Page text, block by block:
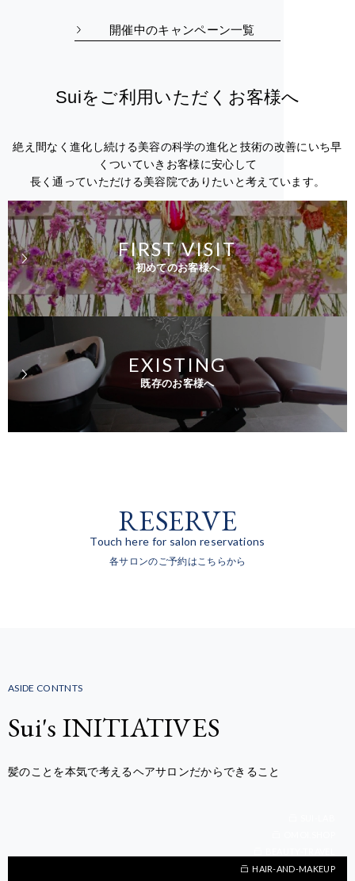
開催中のキャンペーン一覧
Suiをご利用いただくお客様へ
絶え間なく進化し続ける美容の科学の進化と技術の改善にいち早
くついていきお客様に安心して
長く通っていただける美容院でありたいと考えています。
初めてのお客様へ
FIRST VISIT
既存のお客様へ
EXISTING
RESERVE
Touch here for salon reservations
各サロンのご予約はこちらから
ASIDE CONTNTS
Sui's INITIATIVES
髪のことを本気で考えるヘアサロンだからできること
HAIR-AND-MAKEUP